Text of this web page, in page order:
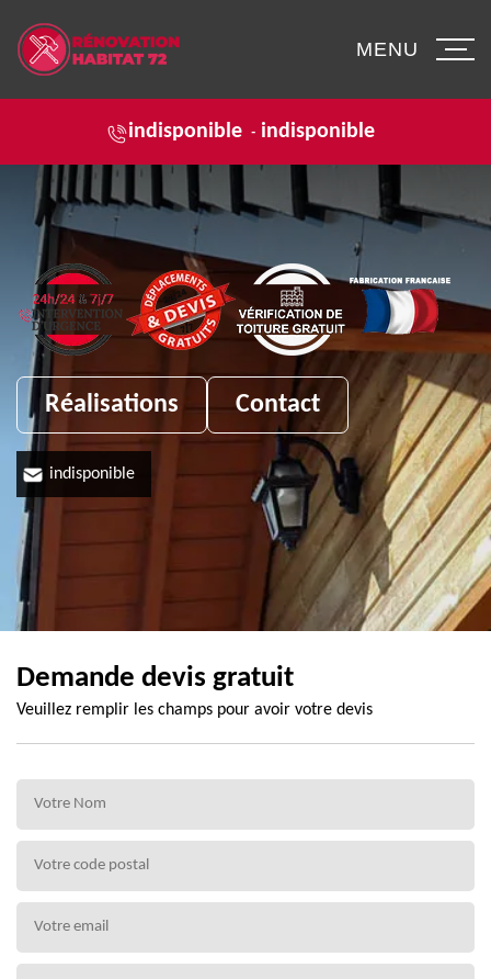
indisponible - indisponible
MENU
Réalisations Contact
indisponible
Demande devis gratuit
Veuillez remplir les champs pour avoir votre devis